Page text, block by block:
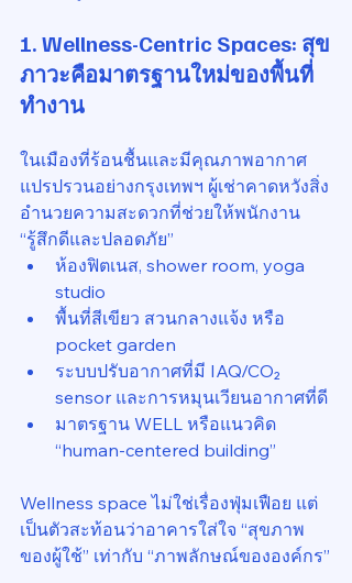
1. Wellness-Centric Spaces: สุข
ภาวะคือมาตรฐานใหม่ของพื้นที่
ทำงาน
ในเมืองที่ร้อนชื้นและมีคุณภาพอากาศ
แปรปรวนอย่างกรุงเทพฯ ผู้เช่าคาดหวังสิ่ง
อำนวยความสะดวกที่ช่วยให้พนักงาน
“รู้สึกดีและปลอดภัย”
ห้องฟิตเนส, shower room, yoga
studio
พื้นที่สีเขียว สวนกลางแจ้ง หรือ
pocket garden
ระบบปรับอากาศที่มี IAQ/CO₂
sensor และการหมุนเวียนอากาศที่ดี
มาตรฐาน WELL หรือแนวคิด
“human-centered building”
Wellness space ไม่ใช่เรื่องฟุ่มเฟือย แต่
เป็นตัวสะท้อนว่าอาคารใส่ใจ “สุขภาพ
ของผู้ใช้” เท่ากับ “ภาพลักษณ์ขององค์กร”